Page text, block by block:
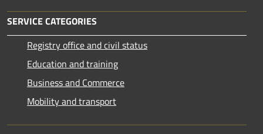
SERVICE CATEGORIES
Registry office and civil status
Education and training
Business and Commerce
Mobility and transport